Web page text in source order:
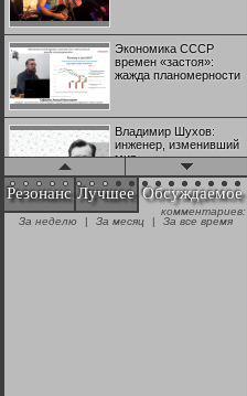
Экономика СССР
времен «застоя»:
жажда планомерности
Владимир Шухов:
инженер, изменивший
мир
"Аркадий Коц" на
эгалите-фесте "Не
Резонанс Лучшее Обсуждаемое
комментариев:
За неделю
| За месяц | За все время